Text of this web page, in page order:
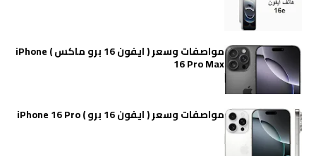
مواصفات وسعر ( ايفون 16 برو ماكس ) iPhone
16 Pro Max
مواصفات وسعر ( ايفون 16 برو ) iPhone 16 Pro